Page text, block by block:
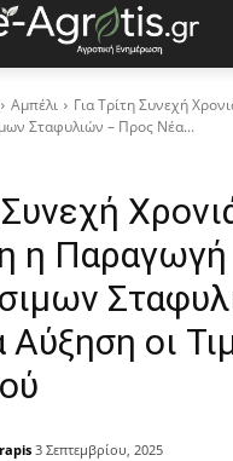
Αμπέλι
Για Τρίτη Συνεχή
Σταφυλιών – Προς Νέα...
Συνεχή
η Παραγωγή
οι
3 Σεπτεμβρίου, 2025